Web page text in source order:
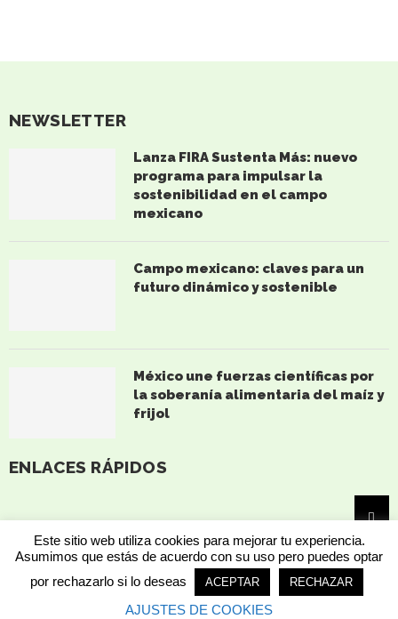
ENLACES RÁPIDOS
NEWSLETTER
Lanza FIRA Sustenta Más: nuevo
programa para impulsar la
sostenibilidad en el campo
mexicano
Campo mexicano: claves para un
futuro dinámico y sostenible
México une fuerzas científicas por
la soberanía alimentaria del maíz y
frijol
Este sitio web utiliza cookies para mejorar tu experiencia.
Asumimos que estás de acuerdo con su uso pero puedes optar
por rechazarlo si lo deseas
ACEPTAR RECHAZAR
AJUSTES DE COOKIES